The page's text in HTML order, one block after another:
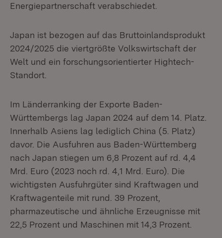
Energiepartnerschaft verabschiedet.
Japan ist bezogen auf das Bruttoinlandsprodukt
2024/2025 die viertgrößte Volkswirtschaft der
Welt und ein forschungsorientierter Hightech-
Standort.
Im Länderranking der Exporte Baden-
Württembergs lag Japan 2024 auf dem 14. Platz.
Innerhalb Asiens lag lediglich China (5. Platz)
davor. Die Ausfuhren aus Baden-Württemberg
nach Japan stiegen um 6,8 Prozent auf rd. 4,4
Mrd. Euro (2023 noch rd. 4,1 Mrd. Euro). Die
wichtigsten Ausfuhrgüter sind Kraftwagen und
Kraftwagenteile mit rund. 39 Prozent,
pharmazeutische und ähnliche Erzeugnisse mit
22,5 Prozent und Maschinen mit 14,3 Prozent.